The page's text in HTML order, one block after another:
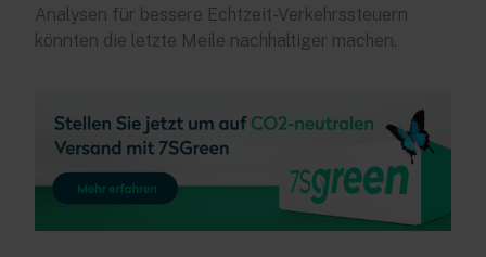
Analysen für bessere Echtzeit-Verkehrssteuern
könnten die letzte Meile nachhaltiger machen.